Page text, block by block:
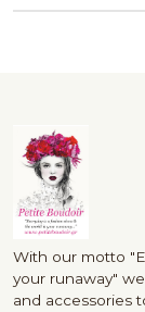
With our motto
your runaway"
and accessories